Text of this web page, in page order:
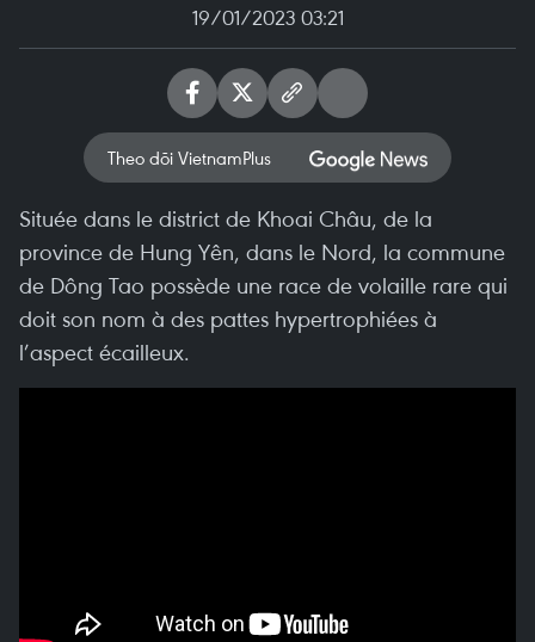
19/01/2023 03:21
Theo dõi VietnamPlus
Située dans le district de Khoai Châu, de la
province de Hung Yên, dans le Nord, la commune
de Dông Tao possède une race de volaille rare qui
doit son nom à des pattes hypertrophiées à
l’aspect écailleux.